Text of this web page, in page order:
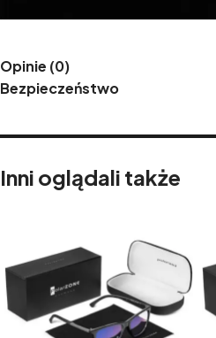
Opinie (0)
Bezpieczeństwo
Inni oglądali także